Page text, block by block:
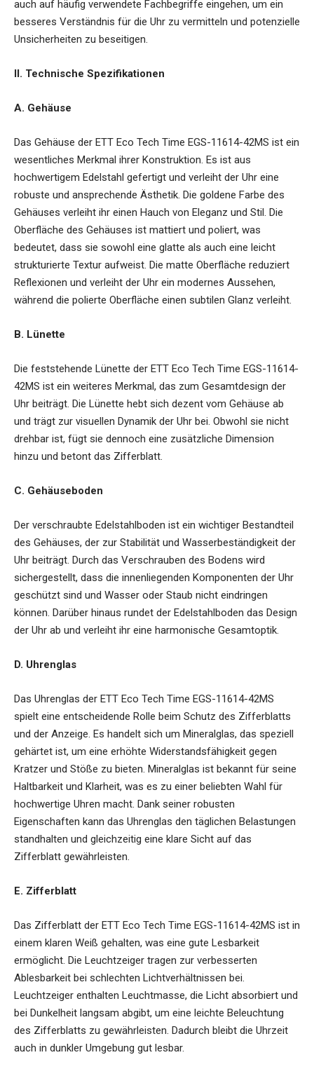
auch auf häufig verwendete Fachbegriffe eingehen, um ein
besseres Verständnis für die Uhr zu vermitteln und potenzielle
Unsicherheiten zu beseitigen.
II. Technische Spezifikationen
A. Gehäuse
Das Gehäuse der ETT Eco Tech Time EGS-11614-42MS ist ein
wesentliches Merkmal ihrer Konstruktion. Es ist aus
hochwertigem Edelstahl gefertigt und verleiht der Uhr eine
robuste und ansprechende Ästhetik. Die goldene Farbe des
Gehäuses verleiht ihr einen Hauch von Eleganz und Stil. Die
Oberfläche des Gehäuses ist mattiert und poliert, was
bedeutet, dass sie sowohl eine glatte als auch eine leicht
strukturierte Textur aufweist. Die matte Oberfläche reduziert
Reflexionen und verleiht der Uhr ein modernes Aussehen,
während die polierte Oberfläche einen subtilen Glanz verleiht.
B. Lünette
Die feststehende Lünette der ETT Eco Tech Time EGS-11614-
42MS ist ein weiteres Merkmal, das zum Gesamtdesign der
Uhr beiträgt. Die Lünette hebt sich dezent vom Gehäuse ab
und trägt zur visuellen Dynamik der Uhr bei. Obwohl sie nicht
drehbar ist, fügt sie dennoch eine zusätzliche Dimension
hinzu und betont das Zifferblatt.
C. Gehäuseboden
Der verschraubte Edelstahlboden ist ein wichtiger Bestandteil
des Gehäuses, der zur Stabilität und Wasserbeständigkeit der
Uhr beiträgt. Durch das Verschrauben des Bodens wird
sichergestellt, dass die innenliegenden Komponenten der Uhr
geschützt sind und Wasser oder Staub nicht eindringen
können. Darüber hinaus rundet der Edelstahlboden das Design
der Uhr ab und verleiht ihr eine harmonische Gesamtoptik.
D. Uhrenglas
Das Uhrenglas der ETT Eco Tech Time EGS-11614-42MS
spielt eine entscheidende Rolle beim Schutz des Zifferblatts
und der Anzeige. Es handelt sich um Mineralglas, das speziell
gehärtet ist, um eine erhöhte Widerstandsfähigkeit gegen
Kratzer und Stöße zu bieten. Mineralglas ist bekannt für seine
Haltbarkeit und Klarheit, was es zu einer beliebten Wahl für
hochwertige Uhren macht. Dank seiner robusten
Eigenschaften kann das Uhrenglas den täglichen Belastungen
standhalten und gleichzeitig eine klare Sicht auf das
Zifferblatt gewährleisten.
E. Zifferblatt
Das Zifferblatt der ETT Eco Tech Time EGS-11614-42MS ist in
einem klaren Weiß gehalten, was eine gute Lesbarkeit
ermöglicht. Die Leuchtzeiger tragen zur verbesserten
Ablesbarkeit bei schlechten Lichtverhältnissen bei.
Leuchtzeiger enthalten Leuchtmasse, die Licht absorbiert und
bei Dunkelheit langsam abgibt, um eine leichte Beleuchtung
des Zifferblatts zu gewährleisten. Dadurch bleibt die Uhrzeit
auch in dunkler Umgebung gut lesbar.